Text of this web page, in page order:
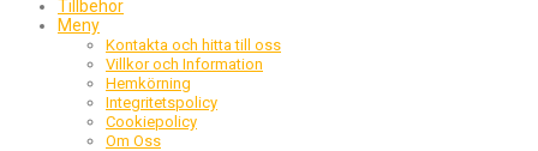
Tillbehör
Meny
Kontakta och hitta till oss
Villkor och Information
Hemkörning
Integritetspolicy
Cookiepolicy
Om Oss